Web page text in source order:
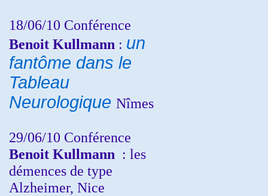
18/06/10 Conférence
Benoit Kullmann : un
fantôme dans le
Tableau
Neurologique Nîmes
29/06/10 Conférence
Benoit Kullmann : les
démences de type
Alzheimer, Nice